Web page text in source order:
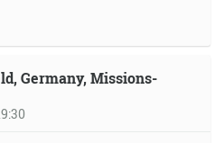
Germany, Missions-